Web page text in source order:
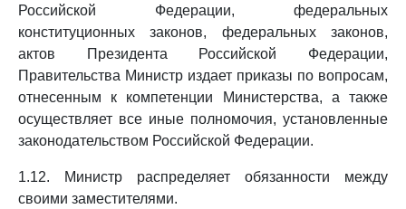
Российской Федерации, федеральных
конституционных законов, федеральных законов,
актов Президента Российской Федерации,
Правительства Министр издает приказы по вопросам,
отнесенным к компетенции Министерства, а также
осуществляет все иные полномочия, установленные
законодательством Российской Федерации.
1.12. Министр распределяет обязанности между
своими заместителями.